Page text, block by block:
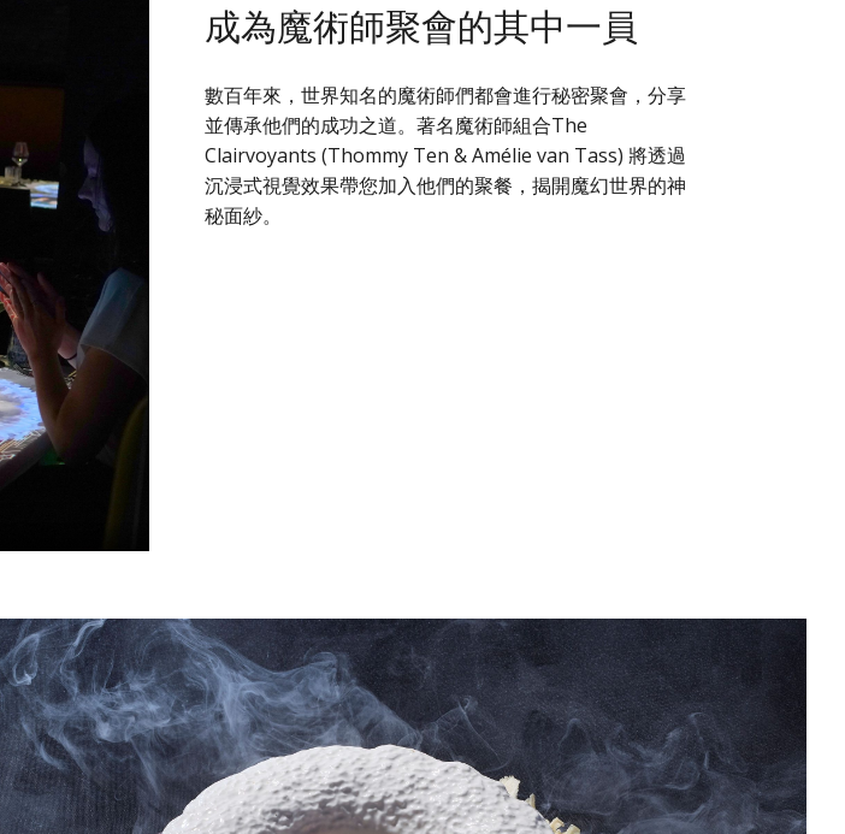
成為魔術師聚會的其中一員
數百年來，世界知名的魔術師們都會進行秘密聚會，分享
並傳承他們的成功之道。著名魔術師組合The
Clairvoyants (Thommy Ten & Amélie van Tass) 將透過
沉浸式視覺效果帶您加入他們的聚餐，揭開魔幻世界的神
秘面紗。